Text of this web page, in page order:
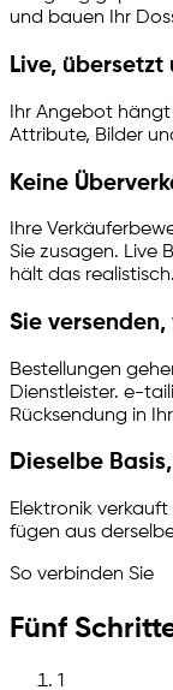
und bauen Ihr
Live, übersetzt
Ihr Angebot
Attribute, Bilder
Keine
Ihre
Sie zusagen. Live
hält das realistisch.
Sie
Bestellungen
Dienstleister. e-
Rücksendung in
Dieselbe
Elektronik
fügen aus
So verbinden Sie
Fünf
1